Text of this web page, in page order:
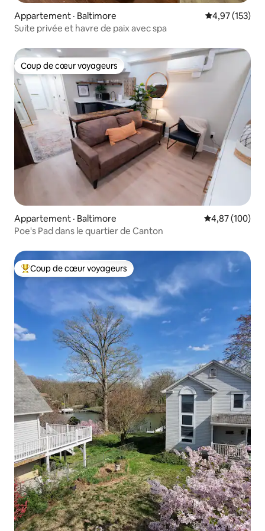
Appartement · Baltimore Note
4,97 (153)
Suite privée et havre de paix avec spa
Coup de cœur voyageurs
Coup de cœur voyageurs
Appartement · Baltimore Note
4,87 (100)
Poe's Pad dans le quartier de Canton
Coup de cœur voyageurs parmi les plus aimés
Coup de cœur voyageurs